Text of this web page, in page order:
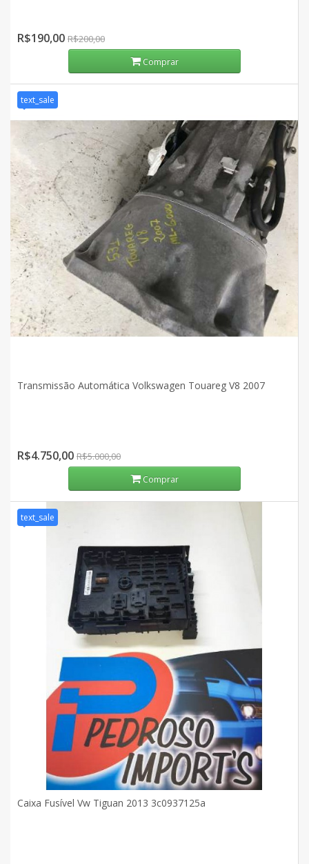
R$190,00 R$200,00
Comprar
text_sale
Transmissão Automática Volkswagen Touareg V8 2007
R$4.750,00 R$5.000,00
Comprar
text_sale
Caixa Fusível Vw Tiguan 2013 3c0937125a